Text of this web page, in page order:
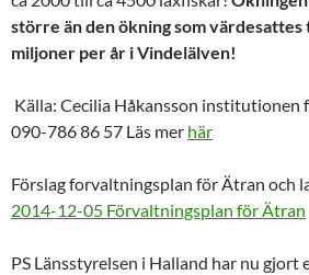
större än den ökning som värdesattes
miljoner per år i Vindelälven!
Källa: Cecilia Håkansson institutionen
090-786 86 57 Läs mer här
Förslag forvaltningsplan för Ätran och
2014-12-05 Förvaltningsplan för Ätran
PS Länsstyrelsen i Halland har nu gjort